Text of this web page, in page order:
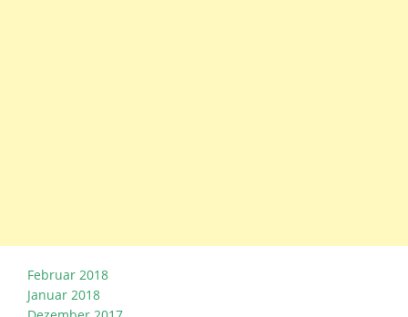
Februar 2018
Januar 2018